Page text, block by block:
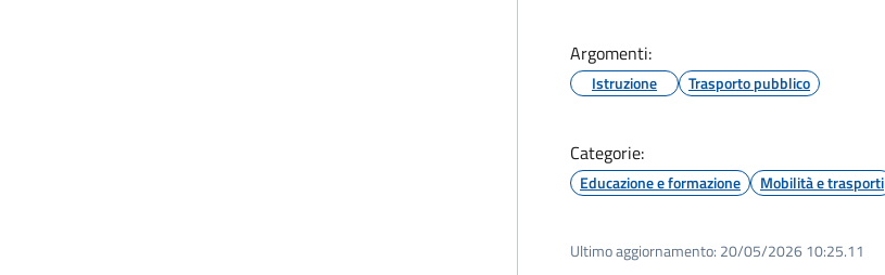
Argomenti:
Istruzione Trasporto pubblico
Categorie:
Educazione e formazione Mobilità e trasporti
Ultimo aggiornamento: 20/05/2026 10:25.11